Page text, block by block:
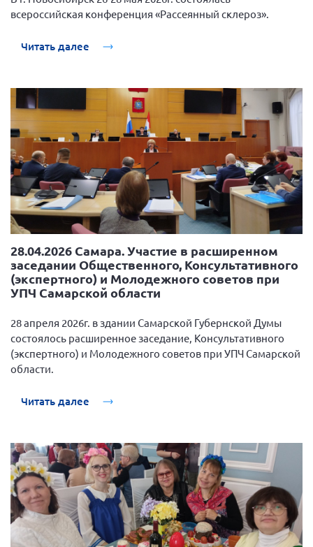
г. Севастополь
Свердловская область
Смоленская область
Ставропольский край
Сахалинская область
Томская область
Тульская область
Ульяновская область
Челябинская область
Ярославская область
всероссийская конференция «Рассеянный склероз».
Читать далее
28.04.2026 Самара. Участие в расширенном
заседании Общественного, Консультативного
(экспертного) и Молодежного советов при
УПЧ Самарской области
28 апреля 2026г. в здании Самарской Губернской Думы
состоялось расширенное заседание, Консультативного
(экспертного) и Молодежного советов при УПЧ Самарской
области.
Читать далее